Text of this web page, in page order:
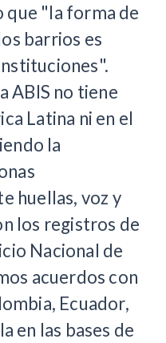
que "la forma de
barrios es
ABIS no tiene
Latina ni en el
la
huellas, voz y
los registros de
Nacional de
acuerdos con
Ecuador,
en las bases de